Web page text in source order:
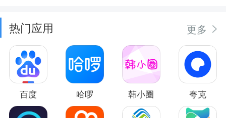
热门应用 更多
百度 哈啰 韩小圈 夸克